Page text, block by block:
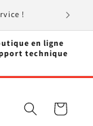
!
en ligne
technique
Panier